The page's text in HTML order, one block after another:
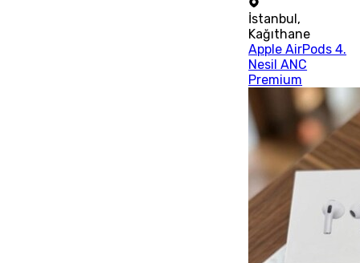
İstanbul,
Kağıthane
Apple AirPods 4.
Nesil ANC
Premium